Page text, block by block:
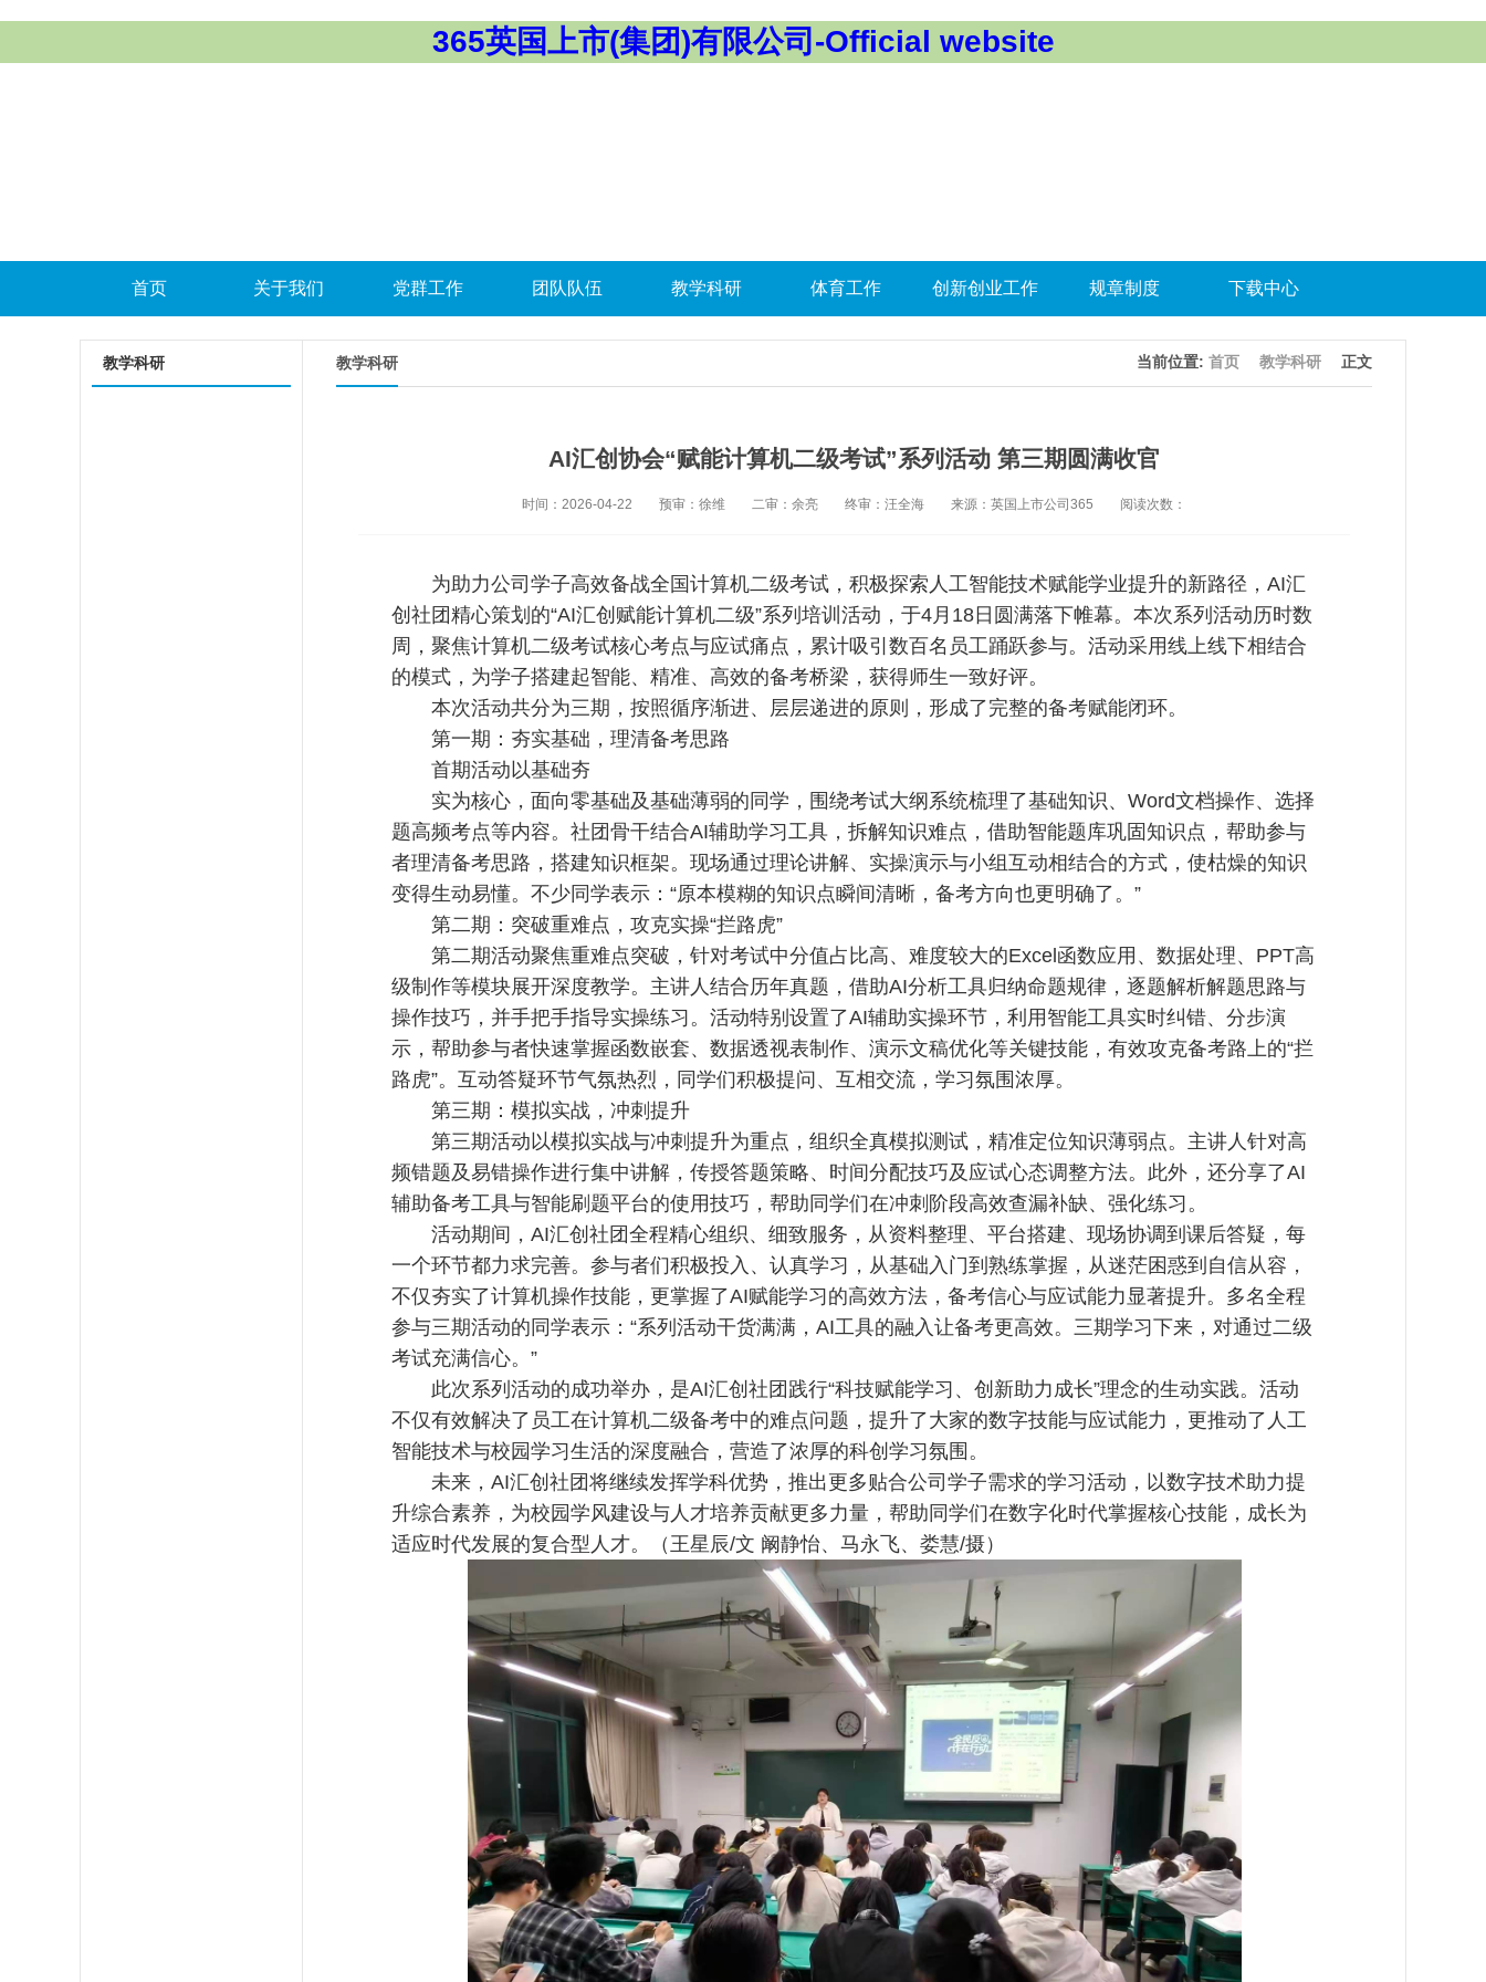
365英国上市(集团)有限公司-Official website
首页 关于我们 党群工作 团队队伍 教学科研 体育工作 创新创业工作 规章制度 下载中心
教学科研 教学科研 当前位置: 首页 教学科研 正文
AI汇创协会“赋能计算机二级考试”系列活动 第三期圆满收官
时间：2026-04-22 预审：徐维 二审：余亮 终审：汪全海 来源：英国上市公司365 阅读次数：
为助力公司学子高效备战全国计算机二级考试，积极探索人工智能技术赋能学业提升的新路径，AI汇
创社团精心策划的“AI汇创赋能计算机二级”系列培训活动，于4月18日圆满落下帷幕。本次系列活动历时数
周，聚焦计算机二级考试核心考点与应试痛点，累计吸引数百名员工踊跃参与。活动采用线上线下相结合
的模式，为学子搭建起智能、精准、高效的备考桥梁，获得师生一致好评。
本次活动共分为三期，按照循序渐进、层层递进的原则，形成了完整的备考赋能闭环。
第一期：夯实基础，理清备考思路
首期活动以基础夯
实为核心，面向零基础及基础薄弱的同学，围绕考试大纲系统梳理了基础知识、Word文档操作、选择
题高频考点等内容。社团骨干结合AI辅助学习工具，拆解知识难点，借助智能题库巩固知识点，帮助参与
者理清备考思路，搭建知识框架。现场通过理论讲解、实操演示与小组互动相结合的方式，使枯燥的知识
变得生动易懂。不少同学表示：“原本模糊的知识点瞬间清晰，备考方向也更明确了。”
第二期：突破重难点，攻克实操“拦路虎”
第二期活动聚焦重难点突破，针对考试中分值占比高、难度较大的Excel函数应用、数据处理、PPT高
级制作等模块展开深度教学。主讲人结合历年真题，借助AI分析工具归纳命题规律，逐题解析解题思路与
操作技巧，并手把手指导实操练习。活动特别设置了AI辅助实操环节，利用智能工具实时纠错、分步演
示，帮助参与者快速掌握函数嵌套、数据透视表制作、演示文稿优化等关键技能，有效攻克备考路上的“拦
路虎”。互动答疑环节气氛热烈，同学们积极提问、互相交流，学习氛围浓厚。
第三期：模拟实战，冲刺提升
第三期活动以模拟实战与冲刺提升为重点，组织全真模拟测试，精准定位知识薄弱点。主讲人针对高
频错题及易错操作进行集中讲解，传授答题策略、时间分配技巧及应试心态调整方法。此外，还分享了AI
辅助备考工具与智能刷题平台的使用技巧，帮助同学们在冲刺阶段高效查漏补缺、强化练习。
活动期间，AI汇创社团全程精心组织、细致服务，从资料整理、平台搭建、现场协调到课后答疑，每
一个环节都力求完善。参与者们积极投入、认真学习，从基础入门到熟练掌握，从迷茫困惑到自信从容，
不仅夯实了计算机操作技能，更掌握了AI赋能学习的高效方法，备考信心与应试能力显著提升。多名全程
参与三期活动的同学表示：“系列活动干货满满，AI工具的融入让备考更高效。三期学习下来，对通过二级
考试充满信心。”
此次系列活动的成功举办，是AI汇创社团践行“科技赋能学习、创新助力成长”理念的生动实践。活动
不仅有效解决了员工在计算机二级备考中的难点问题，提升了大家的数字技能与应试能力，更推动了人工
智能技术与校园学习生活的深度融合，营造了浓厚的科创学习氛围。
未来，AI汇创社团将继续发挥学科优势，推出更多贴合公司学子需求的学习活动，以数字技术助力提
升综合素养，为校园学风建设与人才培养贡献更多力量，帮助同学们在数字化时代掌握核心技能，成长为
适应时代发展的复合型人才。（王星辰/文 阚静怡、马永飞、娄慧/摄）